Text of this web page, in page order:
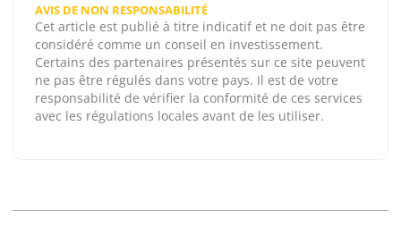
AVIS DE NON RESPONSABILITÉ
Cet article est publié à titre indicatif et ne doit pas être
considéré comme un conseil en investissement.
Certains des partenaires présentés sur ce site peuvent
ne pas être régulés dans votre pays. Il est de votre
responsabilité de vérifier la conformité de ces services
avec les régulations locales avant de les utiliser.